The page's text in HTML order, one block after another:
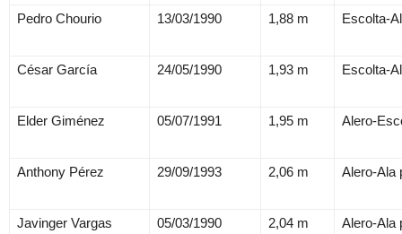
Pedro Chourio 13/03/1990 1,88 m Escolta-
César García 24/05/1990 1,93 m Escolta-
Elder Giménez 05/07/1991 1,95 m Alero-
Anthony Pérez 29/09/1993 2,06 m Alero-Ala
Javinger Vargas 05/03/1990 2,04 m Alero-Ala